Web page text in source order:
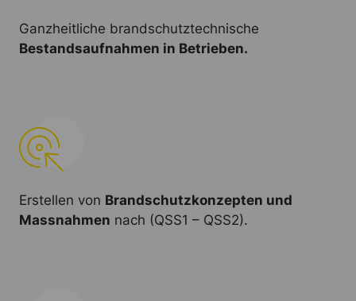
Ganzheitliche brandschutztechnische
Bestandsaufnahmen in Betrieben.
Erstellen von Brandschutzkonzepten und
Massnahmen nach (QSS1 – QSS2).